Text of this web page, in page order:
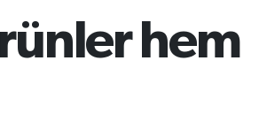
%1.2
hem